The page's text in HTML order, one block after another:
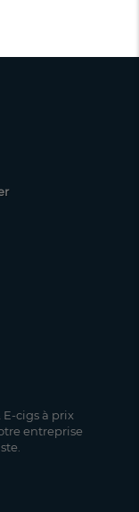
cigs à prix
entreprise